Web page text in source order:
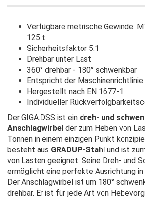
Verfügbare metrische Gewinde:
125 t
Sicherheitsfaktor 5:1
Drehbar unter Last
360° drehbar - 180° schwenkbar
Entspricht der
Hergestellt nach EN 1677-1
Individueller
Der GIGA.DSS ist ein dreh- und
Anschlagwirbel der zum Heben von
Tonnen in einem einzigen Punkt
besteht aus GRADUP-Stahl und ist
von Lasten geeignet. Seine Dreh- und
ermöglicht eine perfekte Ausrichtung in
Der Anschlagwirbel ist um 180°
drehbar. Er ist für jede Art von